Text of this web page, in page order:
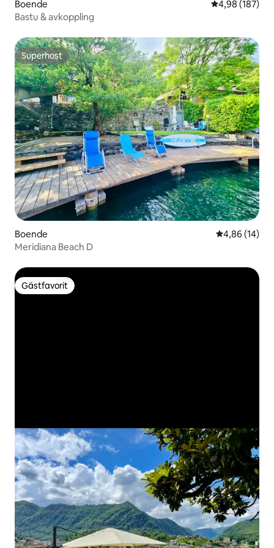
Boende 4,98 av 5 i
4,98 (187)
Bastu & avkoppling
Superhost
Superhost
Boende 4,86 av 5 i
4,86 (14)
Meridiana Beach D
Gästfavorit
Gästfavorit